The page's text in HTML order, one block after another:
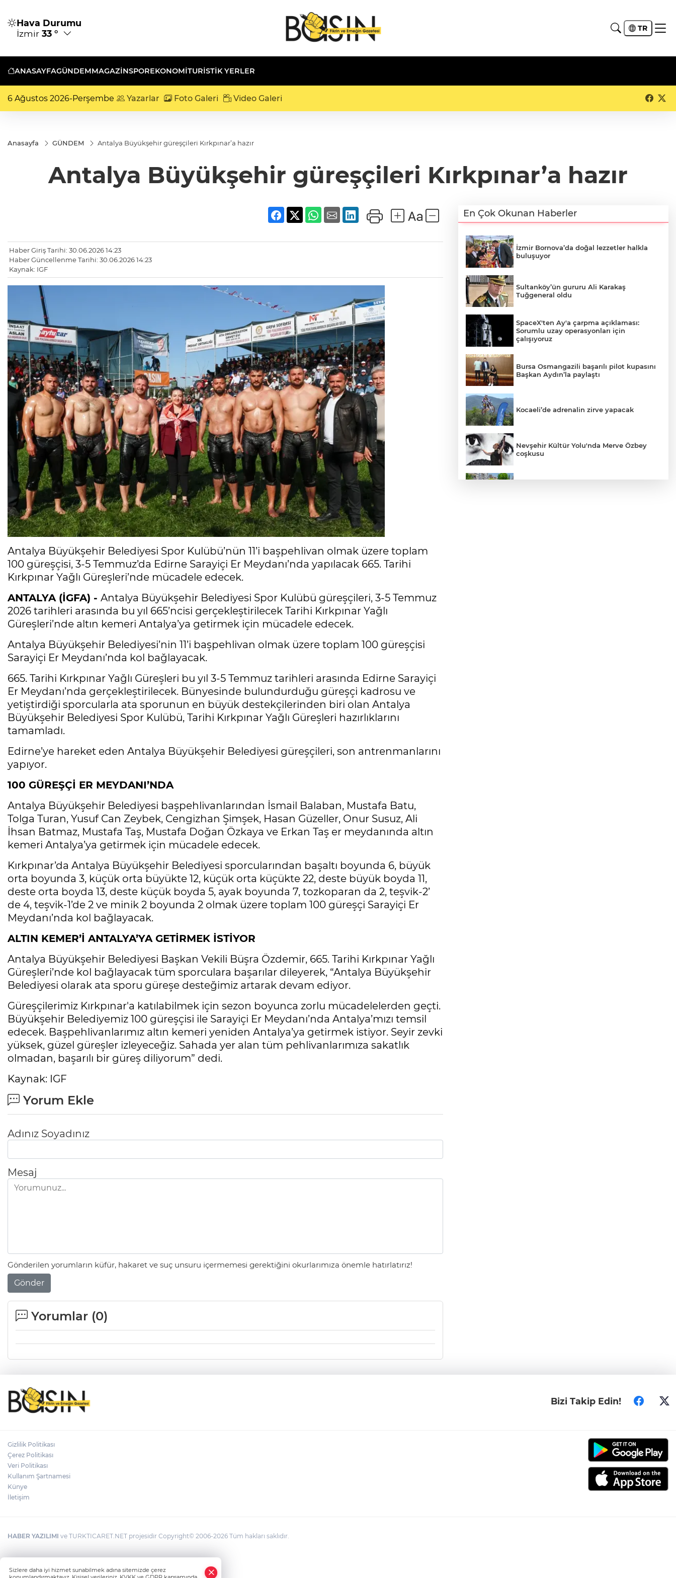
Hava Durumu
İzmir 33 ° TR
ANASAYFAGÜNDEMMAGAZİNSPOREKONOMİTURISTIK YERLER
6 Ağustos 2026-Perşembe Yazarlar Foto Galeri Video Galeri
Anasayfa GÜNDEM Antalya Büyükşehir güreşçileri Kırkpınar’a hazır
Antalya Büyükşehir güreşçileri Kırkpınar’a hazır
Haber Giriş Tarihi: 30.06.2026 14:23
Haber Güncellenme Tarihi: 30.06.2026 14:23
Kaynak: IGF
Antalya Büyükşehir Belediyesi Spor Kulübü’nün 11’i başpehlivan olmak üzere toplam
100 güreşçisi, 3-5 Temmuz’da Edirne Sarayiçi Er Meydanı’nda yapılacak 665. Tarihi
Kırkpınar Yağlı Güreşleri’nde mücadele edecek.
ANTALYA (İGFA) - Antalya Büyükşehir Belediyesi Spor Kulübü güreşçileri, 3-5 Temmuz
2026 tarihleri arasında bu yıl 665’ncisi gerçekleştirilecek Tarihi Kırkpınar Yağlı
Güreşleri’nde altın kemeri Antalya’ya getirmek için mücadele edecek.
Antalya Büyükşehir Belediyesi’nin 11’i başpehlivan olmak üzere toplam 100 güreşçisi
Sarayiçi Er Meydanı’nda kol bağlayacak.
665. Tarihi Kırkpınar Yağlı Güreşleri bu yıl 3-5 Temmuz tarihleri arasında Edirne Sarayiçi
Er Meydanı’nda gerçekleştirilecek. Bünyesinde bulundurduğu güreşçi kadrosu ve
yetiştirdiği sporcularla ata sporunun en büyük destekçilerinden biri olan Antalya
Büyükşehir Belediyesi Spor Kulübü, Tarihi Kırkpınar Yağlı Güreşleri hazırlıklarını
tamamladı.
Edirne’ye hareket eden Antalya Büyükşehir Belediyesi güreşçileri, son antrenmanlarını
yapıyor.
100 GÜREŞÇİ ER MEYDANI’NDA
Antalya Büyükşehir Belediyesi başpehlivanlarından İsmail Balaban, Mustafa Batu,
Tolga Turan, Yusuf Can Zeybek, Cengizhan Şimşek, Hasan Güzeller, Onur Susuz, Ali
İhsan Batmaz, Mustafa Taş, Mustafa Doğan Özkaya ve Erkan Taş er meydanında altın
kemeri Antalya’ya getirmek için mücadele edecek.
Kırkpınar’da Antalya Büyükşehir Belediyesi sporcularından başaltı boyunda 6, büyük
orta boyunda 3, küçük orta büyükte 12, küçük orta küçükte 22, deste büyük boyda 11,
deste orta boyda 13, deste küçük boyda 5, ayak boyunda 7, tozkoparan da 2, teşvik-2’
de 4, teşvik-1’de 2 ve minik 2 boyunda 2 olmak üzere toplam 100 güreşçi Sarayiçi Er
Meydanı’nda kol bağlayacak.
ALTIN KEMER’İ ANTALYA’YA GETİRMEK İSTİYOR
Antalya Büyükşehir Belediyesi Başkan Vekili Büşra Özdemir, 665. Tarihi Kırkpınar Yağlı
Güreşleri’nde kol bağlayacak tüm sporculara başarılar dileyerek, “Antalya Büyükşehir
Belediyesi olarak ata sporu güreşe desteğimiz artarak devam ediyor.
Güreşçilerimiz Kırkpınar'a katılabilmek için sezon boyunca zorlu mücadelelerden geçti.
Büyükşehir Belediyemiz 100 güreşçisi ile Sarayiçi Er Meydanı’nda Antalya’mızı temsil
edecek. Başpehlivanlarımız altın kemeri yeniden Antalya’ya getirmek istiyor. Seyir zevki
yüksek, güzel güreşler izleyeceğiz. Sahada yer alan tüm pehlivanlarımıza sakatlık
olmadan, başarılı bir güreş diliyorum” dedi.
Kaynak: IGF
Yorum Ekle
Adınız Soyadınız
Mesaj
Gönderilen yorumların küfür, hakaret ve suç unsuru içermemesi gerektiğini okurlarımıza önemle hatırlatırız!
Gönder
Yorumlar (0)
En Çok Okunan Haberler
İzmir Bornova’da doğal lezzetler halkla
buluşuyor
Sultanköy’ün gururu Ali Karakaş
Tuğgeneral oldu
SpaceX'ten Ay'a çarpma açıklaması:
Sorumlu uzay operasyonları için
çalışıyoruz
Bursa Osmangazili başarılı pilot kupasını
Başkan Aydın’la paylaştı
Kocaeli’de adrenalin zirve yapacak
Nevşehir Kültür Yolu'nda Merve Özbey
coşkusu
Bizi Takip Edin!
Gizlilik Politikası
Çerez Politikası
Veri Politikası
Kullanım Şartnamesi
Künye
İletişim
HABER YAZILIMI ve TURKTICARET.NET projesidir Copyright© 2006-2026 Tüm hakları saklıdır.
Sizlere daha iyi hizmet sunabilmek adına sitemizde çerez